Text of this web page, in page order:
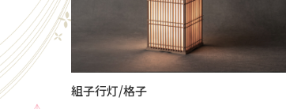
組子行灯/格子